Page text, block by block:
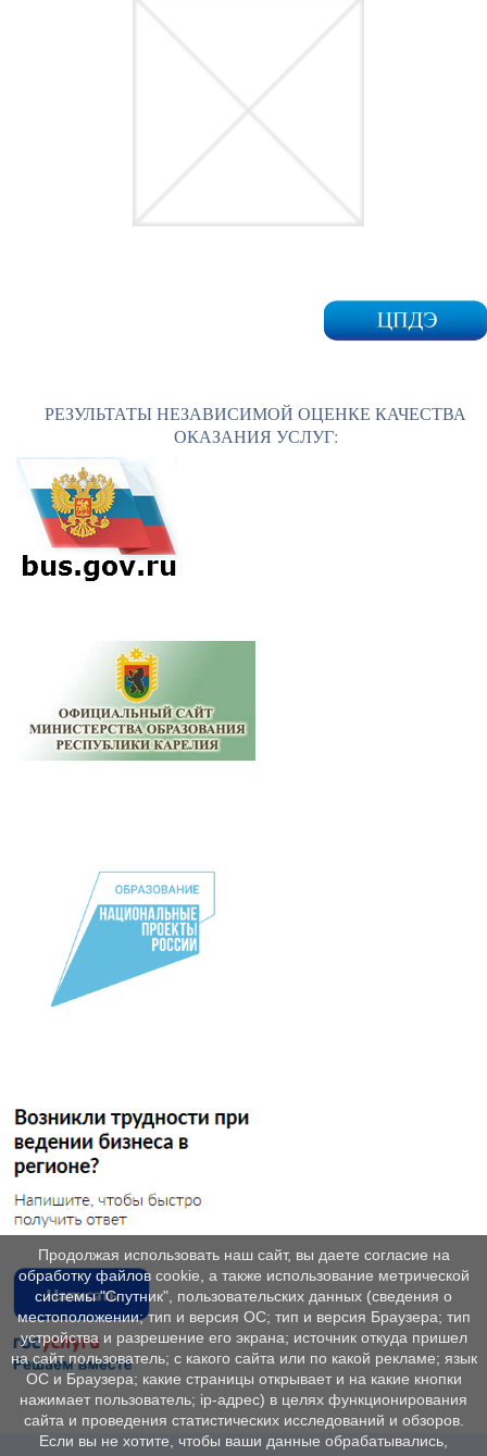
РЕЗУЛЬТАТЫ НЕЗАВИСИМОЙ ОЦЕНКЕ КАЧЕСТВА
ОКАЗАНИЯ УСЛУГ:
Продолжая использовать наш сайт, вы даете согласие на
обработку файлов cookie, а также использование метрической
системы "Спутник", пользовательских данных (сведения о
местоположении; тип и версия ОС; тип и версия Браузера; тип
устройства и разрешение его экрана; источник откуда пришел
на сайт пользователь; с какого сайта или по какой рекламе; язык
ОС и Браузера; какие страницы открывает и на какие кнопки
нажимает пользователь; ip-адрес) в целях функционирования
сайта и проведения статистических исследований и обзоров.
Если вы не хотите, чтобы ваши данные обрабатывались,